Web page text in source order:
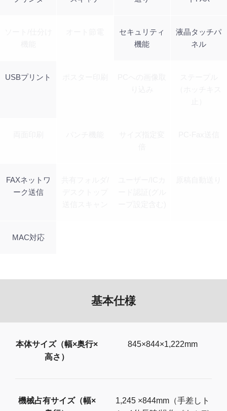
セキュリティ
機能
液晶タッチパ
ネル
USBプリント
FAXネットワ
ーク送信
MAC対応
基本仕様
本体サイズ（幅×奥行×
高さ）
845×844×1,222mm
機械占有サイズ（幅×
1,245 ×844mm（手差しト